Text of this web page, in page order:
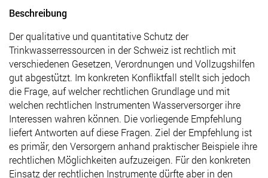
Beschreibung
Der qualitative und quantitative Schutz der
Trinkwasserressourcen in der Schweiz ist rechtlich mit
verschiedenen Gesetzen, Verordnungen und Vollzugshilfen
gut abgestützt. Im konkreten Konfliktfall stellt sich jedoch
die Frage, auf welcher rechtlichen Grundlage und mit
welchen rechtlichen Instrumenten Wasserversorger ihre
Interessen wahren können. Die vorliegende Empfehlung
liefert Antworten auf diese Fragen. Ziel der Empfehlung ist
es primär, den Versorgern anhand praktischer Beispiele ihre
rechtlichen Möglichkeiten aufzuzeigen. Für den konkreten
Einsatz der rechtlichen Instrumente dürfte aber in den